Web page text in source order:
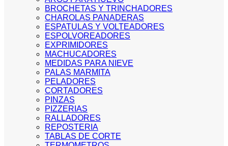
BROCHETAS Y TRINCHADORES
CHAROLAS PANADERAS
ESPATULAS Y VOLTEADORES
ESPOLVOREADORES
EXPRIMIDORES
MACHUCADORES
MEDIDAS PARA NIEVE
PALAS MARMITA
PELADORES
CORTADORES
PINZAS
PIZZERIAS
RALLADORES
REPOSTERIA
TABLAS DE CORTE